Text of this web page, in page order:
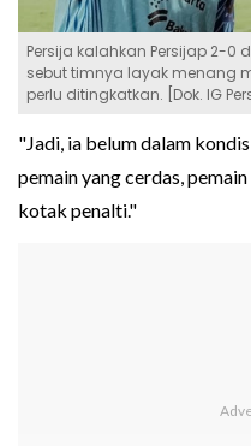
Persija kalahkan Persijap 2-0
sebut timnya layak menang
perlu ditingkatkan. [Dok. IG
"Jadi, ia belum dalam
pemain yang cerdas,
kotak penalti."